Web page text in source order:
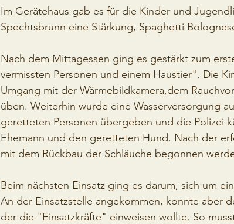
Im Gerätehaus gab es für die Kinder und
Spechtsbrunn eine Stärkung, Spaghetti
Nach dem Mittagessen ging es gestärkt zum
vermissten Personen und einem Haustier". Die
Umgang mit der Wärmebildkamera,dem
üben. Weiterhin wurde eine Wasserversorgung
geretteten Personen übergeben und die Polizei
Ehemann und den geretteten Hund. Nach der
mit dem Rückbau der Schläuche begonnen
Beim nächsten Einsatz ging es darum, sich um
An der Einsatzstelle angekommen, konnte aber
der die "Einsatzkräfte" einweisen wollte. So